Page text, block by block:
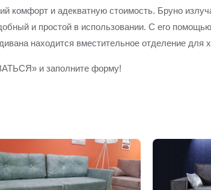
комфорт и адекватную стоимость. Бруно
и простой в использовании. С его
находится вместительное отделение
и заполните форму!